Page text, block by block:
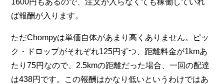
ば報酬が入ります。
ただChompyは単価自体があまり高くありません。ピッ
ク・ドロップがそれぞれ125円ずつ、距離料金が1kmあ
たり75円なので、2.5kmの距離だった場合、一回の配達
は438円です。この報酬はかなり低いというわけではあ